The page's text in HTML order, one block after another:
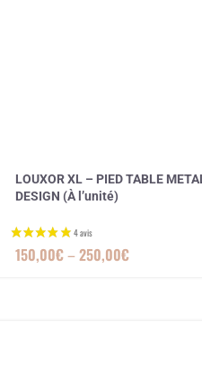
LOUXOR XL – PIED TABLE
DESIGN (À l’unité)
150,00€–250,00€